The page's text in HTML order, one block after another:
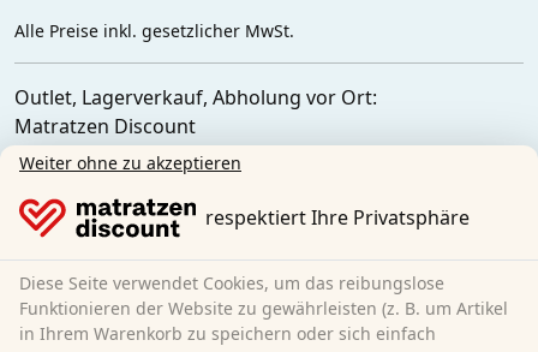
Alle Preise inkl. gesetzlicher MwSt.
Outlet, Lagerverkauf, Abholung vor Ort:
Matratzen Discount
Ferdinand-Porsche-Str. 4
Deutschland
Weiter ohne zu akzeptieren
respektiert Ihre Privatsphäre
Diese Seite verwendet Cookies, um das reibungslose
Funktionieren der Website zu gewährleisten (z. B. um Artikel
in Ihrem Warenkorb zu speichern oder sich einfach